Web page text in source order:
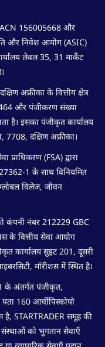
156005668 और
और निवेश आयोग (ASIC)
लेवल 35, 31 मार्केट
अफ्रीका के वित्तीय क्षेत्र
और पंजीकरण संख्या
है। इसका पंजीकृत कार्यालय
7708, दक्षिण अफ्रीका।
प्राधिकरण (FSA) द्वारा
1 के साथ विनियमित
विलेज, जीवन
कंपनी नंबर 212229 GBC
के वित्तीय सेवा आयोग
कार्यालय सुइट 201, दूसरी
मॉरीशस में स्थित है।
के अंतर्गत पंजीकृत,
160 आर्चीपिस्कोपो
है, STARTRADER समूह की
संस्थाओं को भुगतान सेवाएँ